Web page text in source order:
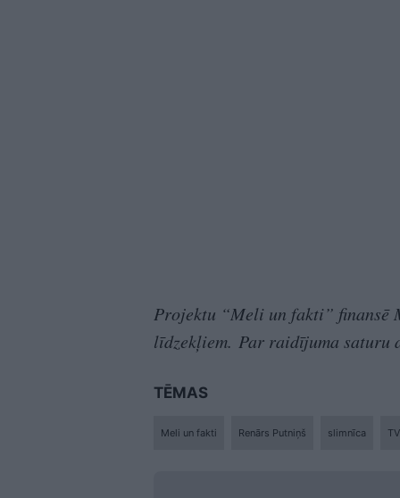
Projektu “Meli un fakti” finansē
līdzekļiem. Par raidījuma saturu
TĒMAS
Meli un fakti Renārs Putniņš slimnīca